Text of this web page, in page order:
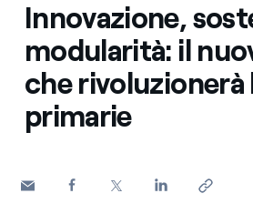
Innovazione,
modularità: il
che rivoluzionerà
primarie